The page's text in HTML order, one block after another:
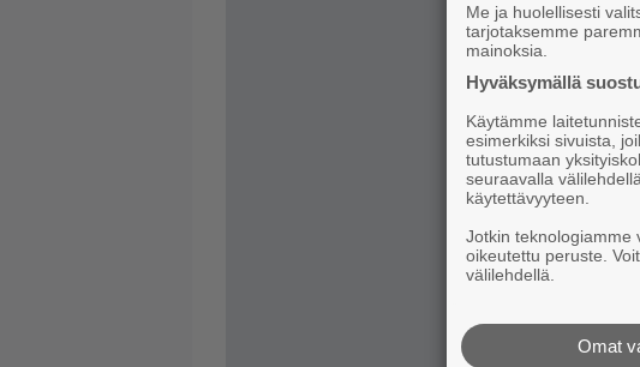
Me ja huolellisesti
tarjotaksemme
mainoksia.
Hyväksymällä
Käytämme
esimerkiksi sivuista,
tutustumaan
seuraavalla
käytettävyyteen.
Jotkin teknologiamme
oikeutettu peruste.
välilehdellä.
Omat